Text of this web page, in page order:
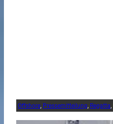
Offshore, Pressemitteilung, Regatta,